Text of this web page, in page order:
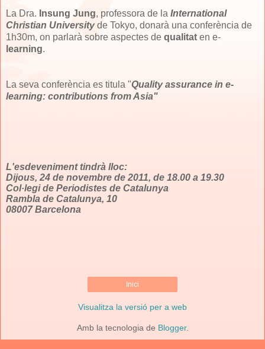
La Dra. Insung Jung, professora de la International
Christian Universityde Tokyo, donarà una conferència de
1h30m, on parlarà sobre aspectes de qualitat en e-
learning.
La seva conferència es titula "Quality assurance in e-
learning: contributions from Asia"
L'esdeveniment tindrà lloc:
Dijous, 24 de novembre de 2011, de 18.00 a 19.30
Col·legi de Periodistes de Catalunya
Rambla de Catalunya, 10
08007 Barcelona
Inici
Visualitza la versió per a web
Amb la tecnologia de Blogger.